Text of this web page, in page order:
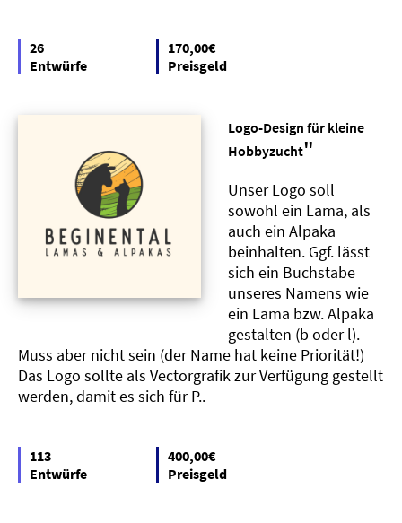
26
Entwürfe
170,00€
Preisgeld
Logo-Design für kleine
Hobbyzucht"
Unser Logo soll
sowohl ein Lama, als
auch ein Alpaka
beinhalten. Ggf. lässt
sich ein Buchstabe
unseres Namens wie
ein Lama bzw. Alpaka
gestalten (b oder l).
Muss aber nicht sein (der Name hat keine Priorität!)
Das Logo sollte als Vectorgrafik zur Verfügung gestellt
werden, damit es sich für P..
113
Entwürfe
400,00€
Preisgeld